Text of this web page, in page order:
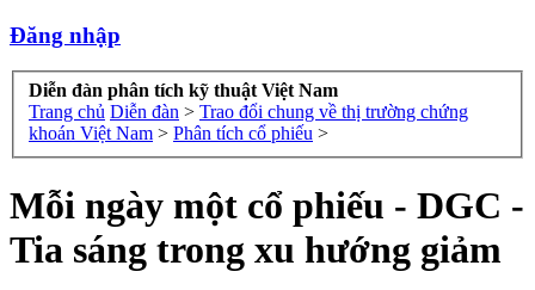
Đăng nhập
Diễn đàn phân tích kỹ thuật Việt Nam
Trang chủ Diễn đàn > Trao đổi chung về thị trường chứng
khoán Việt Nam > Phân tích cổ phiếu >
Mỗi ngày một cổ phiếu - DGC -
Tia sáng trong xu hướng giảm